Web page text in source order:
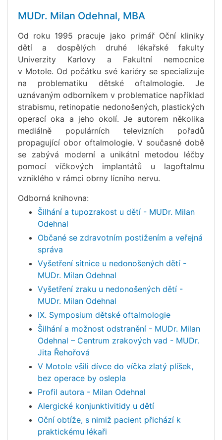
MUDr. Milan Odehnal, MBA
Od roku 1995 pracuje jako primář Oční kliniky
dětí a dospělých druhé lékařské fakulty
Univerzity Karlovy a Fakultní nemocnice
v Motole. Od počátku své kariéry se specializuje
na problematiku dětské oftalmologie. Je
uznávaným odborníkem v problematice například
strabismu, retinopatie nedonošených, plastických
operací oka a jeho okolí. Je autorem několika
mediálně populárních televizních pořadů
propagující obor oftalmologie. V současné době
se zabývá moderní a unikátní metodou léčby
pomocí víčkových implantátů u lagoftalmu
vzniklého v rámci obrny lícního nervu.
Odborná knihovna:
Šilhání a tupozrakost u dětí - MUDr. Milan
Odehnal
Občané se zdravotním postižením a veřejná
správa
Vyšetření sítnice u nedonošených dětí -
MUDr. Milan Odehnal
Vyšetření zraku u nedonošených dětí -
MUDr. Milan Odehnal
IX. Symposium dětské oftalmologie
Šilhání a možnost odstranění - MUDr. Milan
Odehnal – Centrum zrakových vad - MUDr.
Jita Řehořová
V Motole všili dívce do víčka zlatý plíšek,
bez operace by oslepla
Profil autora - Milan Odehnal
Alergické konjunktivitidy u dětí
Oční obtíže, s nimiž pacient přichází k
praktickému lékaři